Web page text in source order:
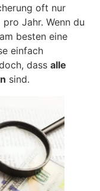
oft nur
Jahr. Wenn du
besten eine
einfach
dass alle
sind.